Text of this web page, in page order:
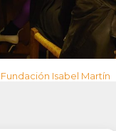
Isabel Martín